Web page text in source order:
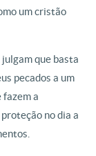
um cristão
que basta
pecados a um
fazem a
no dia a